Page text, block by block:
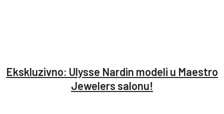
Ekskluzivno: Ulysse Nardin modeli u Maestro
Jewelers salonu!